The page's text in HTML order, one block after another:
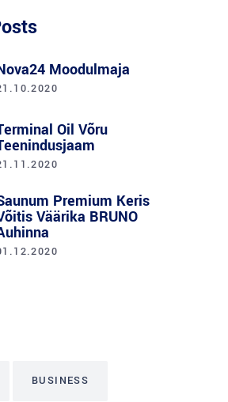
Moodulmaja
Oil Võru
Premium Keris
Väärika BRUNO
BUSINESS